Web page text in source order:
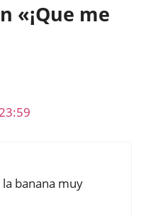
«¡Que me
banana muy